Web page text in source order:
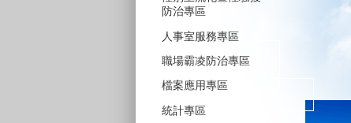
防治專區
人事室服務專區
職場霸凌防治專區
檔案應用專區
統計專區